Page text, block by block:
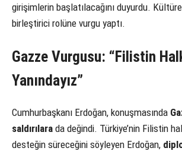
girişimlerin başlatılacağını duyurdu.
birleştirici rolüne vurgu yaptı.
Gazze Vurgusu: “Filistin
Yanındayız”
Cumhurbaşkanı Erdoğan, konuşmasında
saldırılara da değindi. Türkiye’nin Filistin
desteğin süreceğini söyleyen Erdoğan,